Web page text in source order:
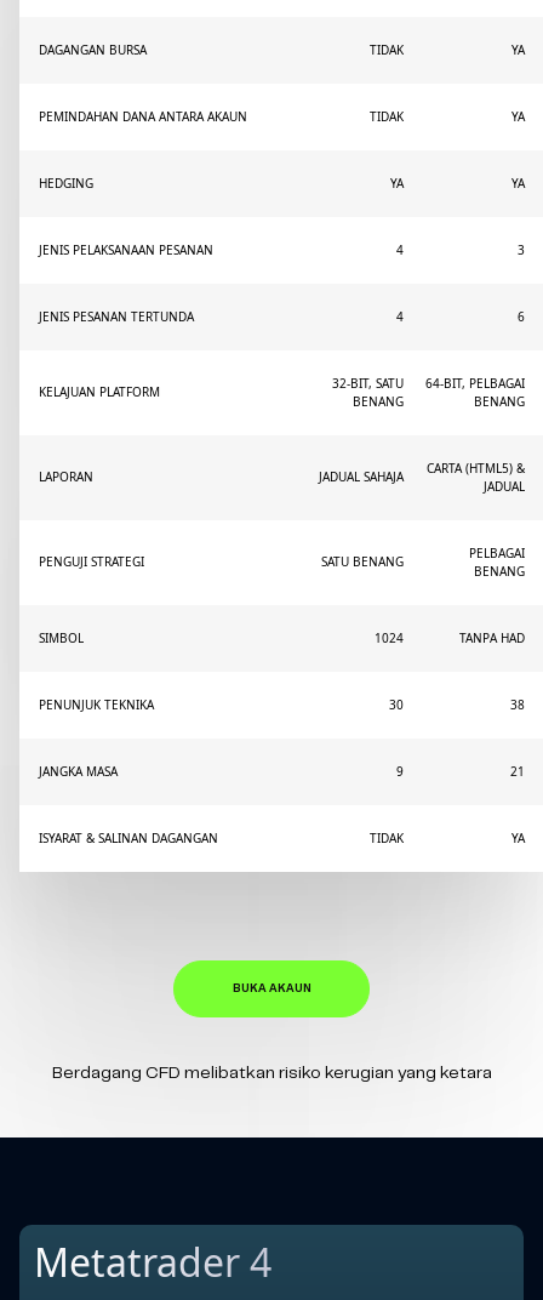
DAGANGAN BURSA TIDAK YA
PEMINDAHAN DANA ANTARA AKAUN TIDAK YA
HEDGING YA YA
JENIS PELAKSANAAN PESANAN 4 3
JENIS PESANAN TERTUNDA 4 6
KELAJUAN PLATFORM
32-BIT, SATU
BENANG
64-BIT, PELBAGAI
BENANG
LAPORAN JADUAL SAHAJA
CARTA (HTML5) &
JADUAL
PENGUJI STRATEGI SATU BENANG
PELBAGAI
BENANG
SIMBOL 1024 TANPA HAD
PENUNJUK TEKNIKA 30 38
JANGKA MASA 9 21
ISYARAT & SALINAN DAGANGAN TIDAK YA
BUKA AKAUN
Berdagang CFD melibatkan risiko kerugian yang ketara
Metatrader 4